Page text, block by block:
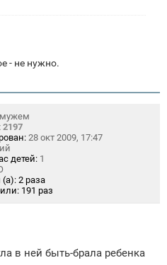
- не нужно.
2197
28 окт 2009, 17:47
детей: 1
(а): 2 раза
191 раз
в ней быть-брала ребенка